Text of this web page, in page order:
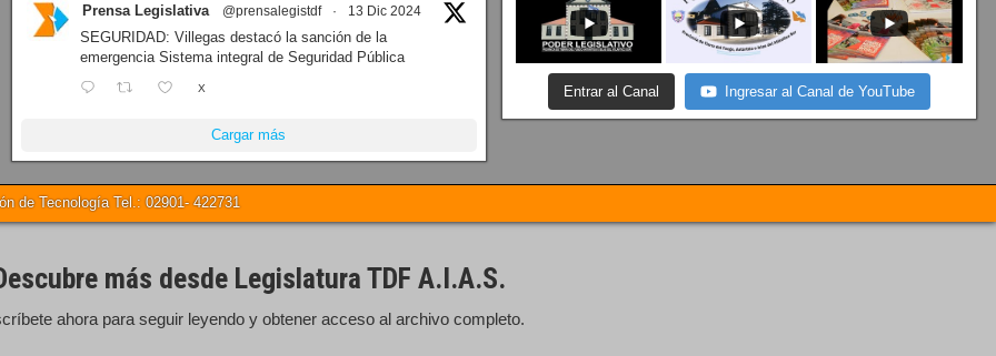
Prensa Legislativa @prensalegistdf · 13 Dic 2024
SEGURIDAD: Villegas destacó la sanción de la
emergencia Sistema integral de Seguridad Pública
X
Cargar más
Entrar al Canal Ingresar al Canal de YouTube
de Tecnología Tel.: 02901- 422731
más desde Legislatura TDF A.I.A.S.
ahora para seguir leyendo y obtener acceso al archivo completo.